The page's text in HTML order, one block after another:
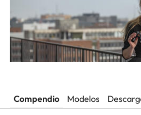
Compendio Modelos